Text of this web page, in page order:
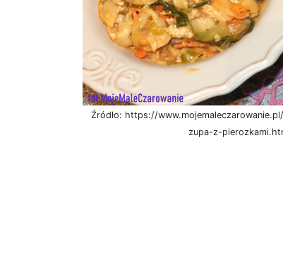
Źródło: https://
zupa-z-